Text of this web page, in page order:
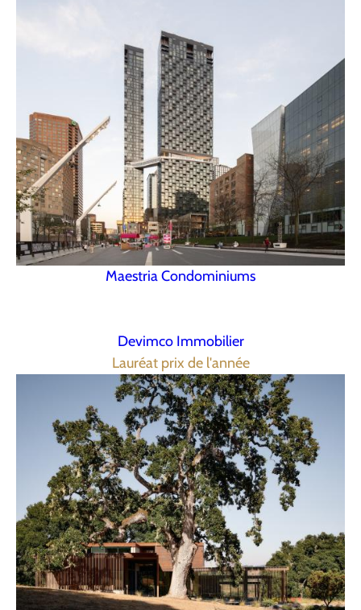
Maestria Condominiums
Devimco Immobilier
Lauréat prix de l'année